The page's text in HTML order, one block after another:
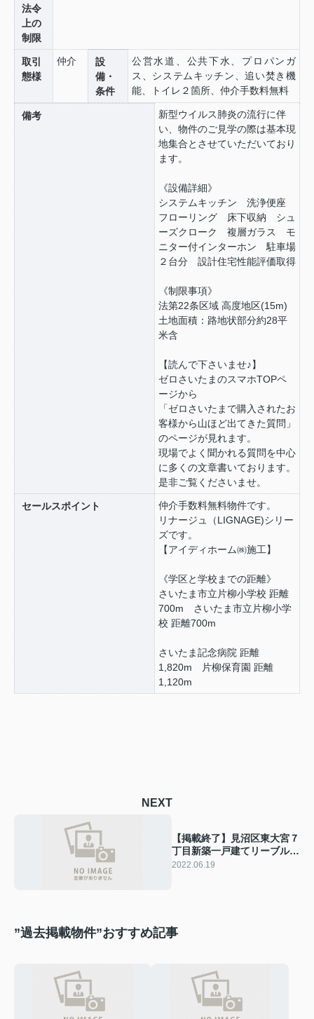
法令
上の
制限
取引
態様
仲介
設
備・
条件
公営水道、公共下水、プロパンガ
ス、システムキッチン、追い焚き機
能、トイレ２箇所、仲介手数料無料
備考
新型ウイルス肺炎の流行に伴
い、物件のご見学の際は基本現
地集合とさせていただいており
ます。
《設備詳細》
システムキッチン 洗浄便座
フローリング 床下収納 シュ
ーズクローク 複層ガラス モ
ニター付インターホン 駐車場
２台分 設計住宅性能評価取得
《制限事項》
法第22条区域 高度地区(15m)
土地面積：路地状部分約28平
米含
【読んで下さいませ♪】
ゼロさいたまのスマホTOPペ
ージから
「ゼロさいたまで購入されたお
客様から山ほど出てきた質問」
のページが見れます。
現場でよく聞かれる質問を中心
に多くの文章書いております。
是非ご覧くださいませ。
セールスポイント
仲介手数料無料物件です。
リナージュ（LIGNAGE)シリー
ズです。
【アイディホーム㈱施工】
《学区と学校までの距離》
さいたま市立片柳小学校 距離
700m さいたま市立片柳小学
校 距離700m
さいたま記念病院 距離
1,820m 片柳保育園 距離
1,120m
NEXT
【掲載終了】見沼区東大宮７
丁目新築一戸建てリーブルガ
ーデン
2022.06.19
”過去掲載物件”おすすめ記事